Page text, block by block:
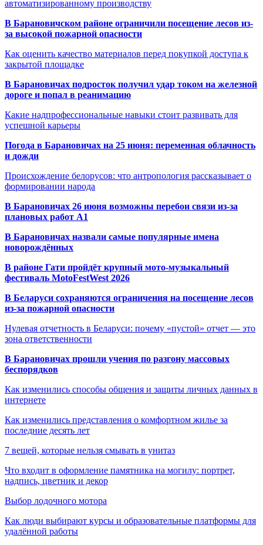
автоматизированному производству
В Барановичском районе ограничили посещение лесов из-
за высокой пожарной опасности
Как оценить качество материалов перед покупкой доступа к
закрытой площадке
В Барановичах подросток получил удар током на железной
дороге и попал в реанимацию
Какие надпрофессиональные навыки стоит развивать для
успешной карьеры
Погода в Барановичах на 25 июня: переменная облачность
и дожди
Происхождение белорусов: что антропология рассказывает о
формировании народа
В Барановичах 26 июня возможны перебои связи из-за
плановых работ A1
В Барановичах назвали самые популярные имена
новорождённых
В районе Гати пройдёт крупный мото-музыкальный
фестиваль MotoFestWest 2026
В Беларуси сохраняются ограничения на посещение лесов
из-за пожарной опасности
Нулевая отчетность в Беларуси: почему «пустой» отчет — это
зона ответственности
В Барановичах прошли учения по разгону массовых
беспорядков
Как изменились способы общения и защиты личных данных в
интернете
Как изменились представления о комфортном жилье за
последние десять лет
7 вещей, которые нельзя смывать в унитаз
Что входит в оформление памятника на могилу: портрет,
надпись, цветник и декор
Выбор лодочного мотора
Как люди выбирают курсы и образовательные платформы для
удалённой работы